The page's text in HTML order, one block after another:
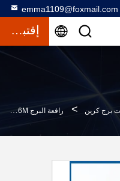
emma1109@foxmail.com
إقتباس
برج كرين > رافعة البرج TC5612 56M ذراع 6t الوزن معدات البناء